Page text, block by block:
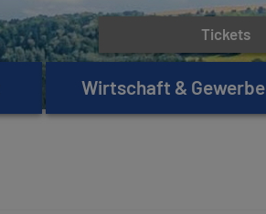
Wirtschaft & Gewerbe
Tickets